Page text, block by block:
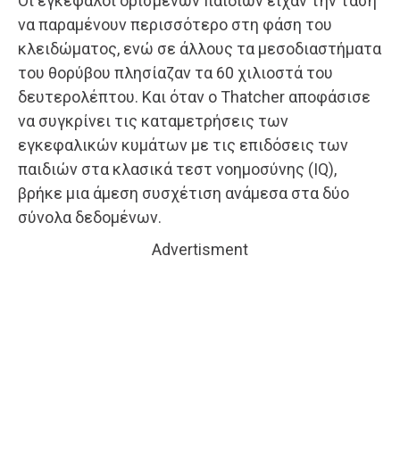
να παραμένουν περισσότερο στη φάση του
κλειδώματος, ενώ σε άλλους τα μεσοδιαστήματα
του θορύβου πλησίαζαν τα 60 χιλιοστά του
δευτερολέπτου. Και όταν ο Thatcher αποφάσισε
να συγκρίνει τις καταμετρήσεις των
εγκεφαλικών κυμάτων με τις επιδόσεις των
παιδιών στα κλασικά τεστ νοημοσύνης (IQ),
βρήκε μια άμεση συσχέτιση ανάμεσα στα δύο
σύνολα δεδομένων.
Advertisment